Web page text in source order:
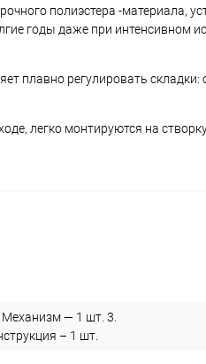
полиэстера -материала,
годы даже при интенсивном
плавно регулировать складки:
легко монтируются на
— 1 шт. 3.
– 1 шт.